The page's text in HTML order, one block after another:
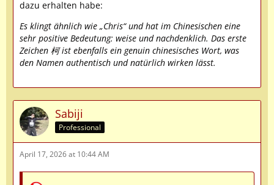
dazu erhalten habe:
Es klingt ähnlich wie „Chris“ und hat im Chinesischen eine
sehr positive Bedeutung: weise und nachdenklich. Das erste
Zeichen 柯 ist ebenfalls ein genuin chinesisches Wort, was
den Namen authentisch und natürlich wirken lässt.
Sabiji
Professional
April 17, 2026 at 10:44 AM